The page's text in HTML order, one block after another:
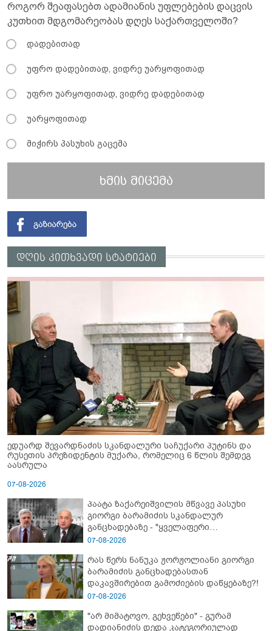
როგორ შეაფასებთ ადამიანის უფლებების დაცვის
კუთხით მდგომარეობას დღეს საქართველოში?
დადებითად
უფრო დადებითად, ვიდრე უარყოფითად
უფრო უარყოფითად, ვიდრე დადებითად
უარყოფითად
მიჭირს პასუხის გაცემა
ხმის მიცემა
დღის კითხვადი სტატიები
ედუარდ შევარდნაძის სკანდალური საჩუქარი პუტინს და
რუსეთის პრეზიდენტის მუქარა, რომელიც 6 წლის შემდეგ
აასრულა
07-08-2026
პაატა ზაქარეიშვილის მწვავე პასუხი
გიორგი ბარამიძის სკანდალურ
განცხადებაზე - "ყველაფერი
დეტალურად ვიცი... კამანში მოკლული
ბარამიძე კი ტყუის"
07-08-2026
რას წერს ნანუკა ჟორჟოლიანი გიორგი
ბარამიძის განცხადებასთან
დაკავშირებით გამოძიების დაწყებაზე?!
07-08-2026
"არ მიმატოვო, გეხვეწები" - გუ­რა­მ
დადიანიძის დედა კა­ტე­გო­რი­უ­ლად